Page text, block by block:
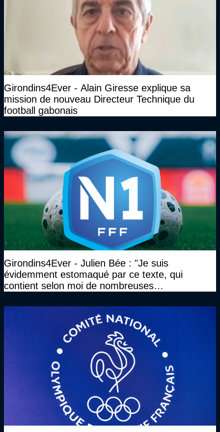
Girondins4Ever - Alain Giresse explique sa
mission de nouveau Directeur Technique du
football gabonais
Girondins4Ever - Julien Bée : "Je suis
évidemment estomaqué par ce texte, qui
contient selon moi de nombreuses
plan juridique"